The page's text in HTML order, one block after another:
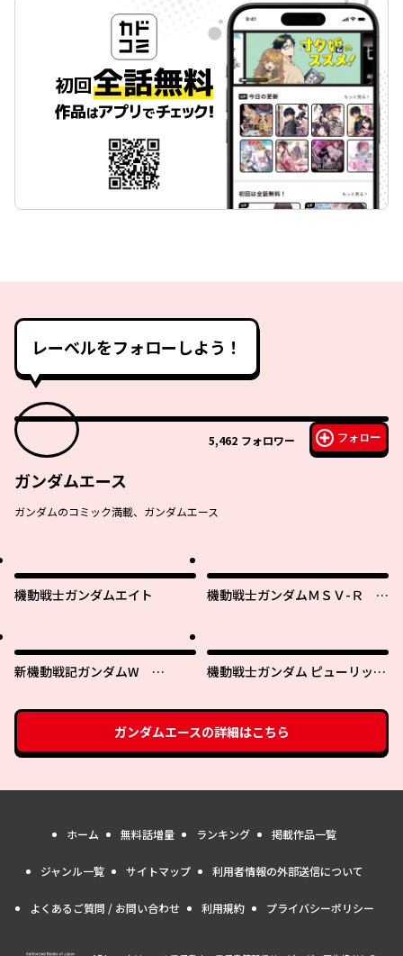
レーベルをフォローしよう！
5,462 フォロワー フォロー
ガンダムエース
ガンダムのコミック満載、ガンダムエース
機動戦士ガンダムエイト
機動戦士ガンダムＭＳＶ-Ｒ ジ
新機動戦記ガンダムW
機動戦士ガンダム ピューリッツ
方へー
ガンダムエースの詳細はこちら
ホーム 無料話増量 ランキング 掲載作品一覧
ジャンル一覧 サイトマップ 利用者情報の外部送信について
よくあるご質問 / お問い合わせ 利用規約 プライバシーポリシー